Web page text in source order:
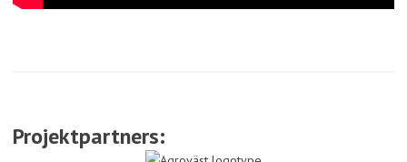
Projektpartners: